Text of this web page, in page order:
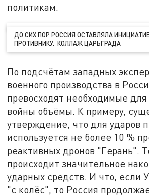
политикам.
ДО СИХ ПОР РОССИЯ ОСТАВЛЯЛА
ПРОТИВНИКУ. КОЛЛАЖ ЦАРЬГРАДА
По подсчётам западных
военного производства в
превосходят необходимые
войны объёмы. К примеру,
утверждение, что для ударов
используется не более 10 %
реактивных дронов "Герань".
происходит значительное
ударных средств. И что, если
"с колёс", то Россия